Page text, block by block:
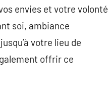
envies et votre volonté
soi, ambiance
votre lieu de
offrir ce